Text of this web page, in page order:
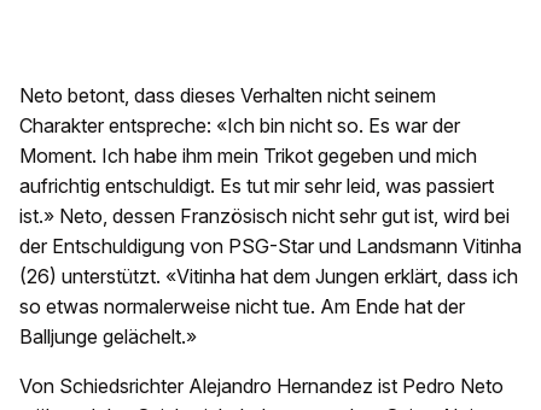
Neto betont, dass dieses Verhalten nicht seinem
Charakter entspreche: «Ich bin nicht so. Es war der
Moment. Ich habe ihm mein Trikot gegeben und mich
aufrichtig entschuldigt. Es tut mir sehr leid, was passiert
ist.» Neto, dessen Französisch nicht sehr gut ist, wird bei
der Entschuldigung von PSG-Star und Landsmann Vitinha
(26) unterstützt. «Vitinha hat dem Jungen erklärt, dass ich
so etwas normalerweise nicht tue. Am Ende hat der
Balljunge gelächelt.»
Von Schiedsrichter Alejandro Hernandez ist Pedro Neto